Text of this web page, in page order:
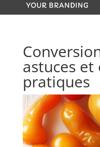
astuces et
pratiques